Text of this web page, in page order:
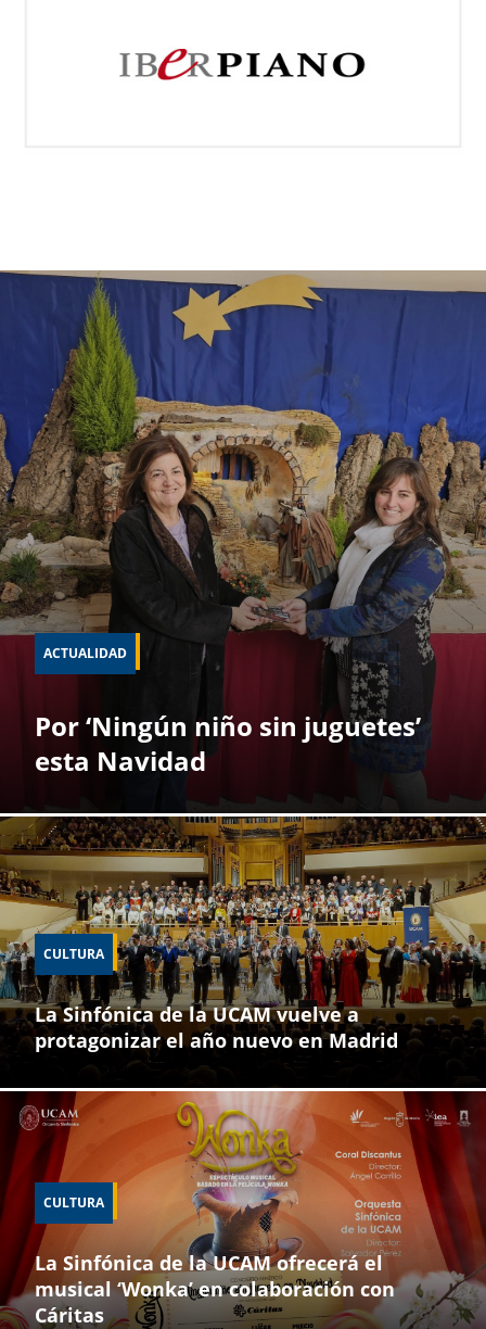
ACTUALIDAD
Por ‘Ningún niño sin juguetes’
esta Navidad
CULTURA
La Sinfónica de la UCAM vuelve a
protagonizar el año nuevo en Madrid
CULTURA
La Sinfónica de la UCAM ofrecerá el
musical ‘Wonka’ en colaboración con
Cáritas